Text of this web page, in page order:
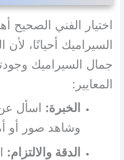
اختيار الفني الصحيح
السيراميك أحيانًا، لأن
جمال السيراميك
المعايير:
الخبرة: اسأل
وشاهد صور أو
الدقة والالتزام: